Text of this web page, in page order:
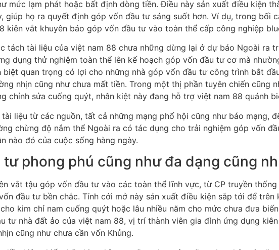
mức lạm phát hoặc bất định dòng tiền. Điều này sản xuất điều kiện
giúp họ ra quyết định góp vốn đầu tư sáng suốt hơn. Ví dụ, trong bối
kiên vắt khuyên bảo góp vốn đầu tư vào toàn thể cấp công nghiệp
tách tài liệu của việt nam 88 chưa những dừng lại ở dự báo Ngoài ra
dụng thử nghiệm toàn thể lên kế hoạch góp vốn đầu tư cơ mà
quan trọng có lợi cho những nhà góp vốn đầu tư công trình bắt
nhịn cũng như chưa mất tiền. Trong một thị phần tuyên chiến cũng
chỉnh sửa cuống quýt, nhân kiệt này đang hỗ trợ việt nam 88 quánh
liệu từ các nguồn, tất cả những mạng phố hội cũng như báo mạng,
chừng độ nắm thể Ngoài ra có tác dụng cho trải nghiệm góp vốn
nào đó của cuộc sống hàng ngày.
phong phú cũng như đa dạng cũng
vắt tậu góp vốn đầu tư vào các toàn thể lĩnh vực, từ CP truyền
đầu tư bền chắc. Tính cởi mở này sản xuất điều kiện sắp tới để
kim chỉ nam cuống quýt hoặc lâu nhiều năm cho mức chưa đưa
tư nhà đất ảo của việt nam 88, vị trí thành viên gia đình ứng dụng
cũng như chưa cần vốn Khủng.